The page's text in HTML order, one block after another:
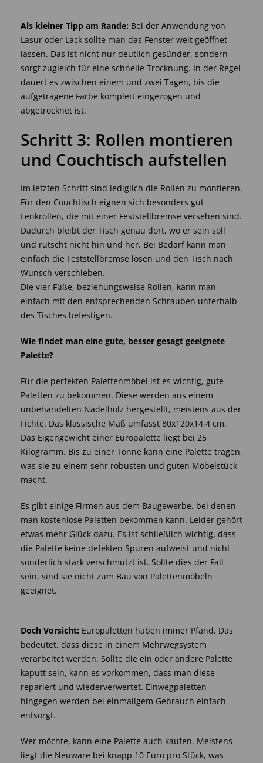
Als kleiner Tipp am Rande: Bei der Anwendung von
Lasur oder Lack sollte man das Fenster weit geöffnet
lassen. Das ist nicht nur deutlich gesünder, sondern
sorgt zugleich für eine schnelle Trocknung. In der Regel
dauert es zwischen einem und zwei Tagen, bis die
aufgetragene Farbe komplett eingezogen und
abgetrocknet ist.
Schritt 3: Rollen montieren
und Couchtisch aufstellen
Im letzten Schritt sind lediglich die Rollen zu montieren.
Für den Couchtisch eignen sich besonders gut
Lenkrollen, die mit einer Feststellbremse versehen sind.
Dadurch bleibt der Tisch genau dort, wo er sein soll
und rutscht nicht hin und her. Bei Bedarf kann man
einfach die Feststellbremse lösen und den Tisch nach
Wunsch verschieben.
Die vier Füße, beziehungsweise Rollen, kann man
einfach mit den entsprechenden Schrauben unterhalb
des Tisches befestigen.
Wie findet man eine gute, besser gesagt geeignete
Palette?
Für die perfekten Palettenmöbel ist es wichtig, gute
Paletten zu bekommen. Diese werden aus einem
unbehandelten Nadelholz hergestellt, meistens aus der
Fichte. Das klassische Maß umfasst 80x120x14,4 cm.
Das Eigengewicht einer Europalette liegt bei 25
Kilogramm. Bis zu einer Tonne kann eine Palette tragen,
was sie zu einem sehr robusten und guten Möbelstück
macht.
Es gibt einige Firmen aus dem Baugewerbe, bei denen
man kostenlose Paletten bekommen kann. Leider gehört
etwas mehr Glück dazu. Es ist schließlich wichtig, dass
die Palette keine defekten Spuren aufweist und nicht
sonderlich stark verschmutzt ist. Sollte dies der Fall
sein, sind sie nicht zum Bau von Palettenmöbeln
geeignet.
Doch Vorsicht: Europaletten haben immer Pfand. Das
bedeutet, dass diese in einem Mehrwegsystem
verarbeitet werden. Sollte die ein oder andere Palette
kaputt sein, kann es vorkommen, dass man diese
repariert und wiederverwertet. Einwegpaletten
hingegen werden bei einmaligem Gebrauch einfach
entsorgt.
Wer möchte, kann eine Palette auch kaufen. Meistens
liegt die Neuware bei knapp 10 Euro pro Stück, was